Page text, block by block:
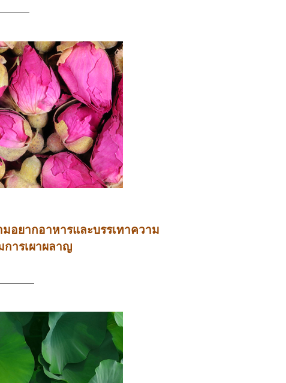
อยากอาหารและบรรเทาความ
การเผาผลาญ